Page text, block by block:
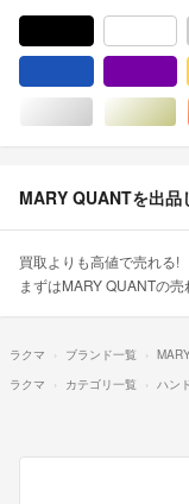
シルバー/銀
MARY QUANTを出品
買取よりも高値で売れる!
まずはMARY QUANTの
ラクマ ブランド一覧
ラクマ
カテゴリ一覧 ハン